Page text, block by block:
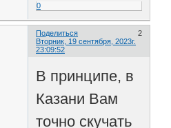
0
Поделиться
2
Вторник, 19 сентября, 2023г.
23:09:52
В принципе, в
Казани Вам
точно скучать